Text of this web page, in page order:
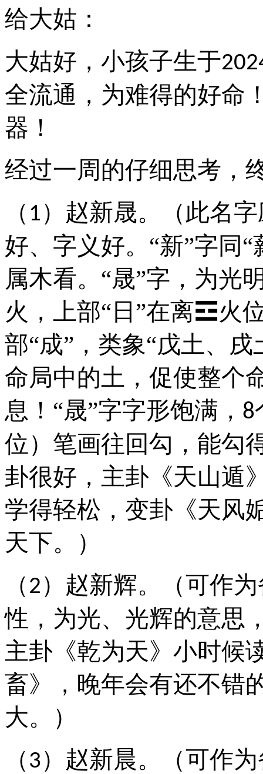
给大姑：
大姑好，小孩子生于
全流通，为难得的好命
器！
经过一周的仔细思考，
（ 1）赵新晟。（此名
好、字义好。“新”字同“
属木看。“晟”字，为光
火，上部“日”在离☲火
部“成”，类象“戊土、
命局中的土，促使整个
息！“晟”字字形饱满， 8
位）笔画往回勾，能勾
卦很好，主卦《天山遁
学得轻松，变卦《天风
天下。）
（2）赵新辉。（可作
性，为光、光辉的意思
主卦《乾为天》小时候
畜》，晚年会有还不错
大。）
（3）赵新晨。（可作